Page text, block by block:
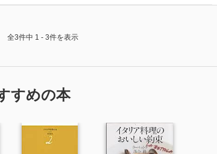
全3件中 1 - 3件を表示
すめの本